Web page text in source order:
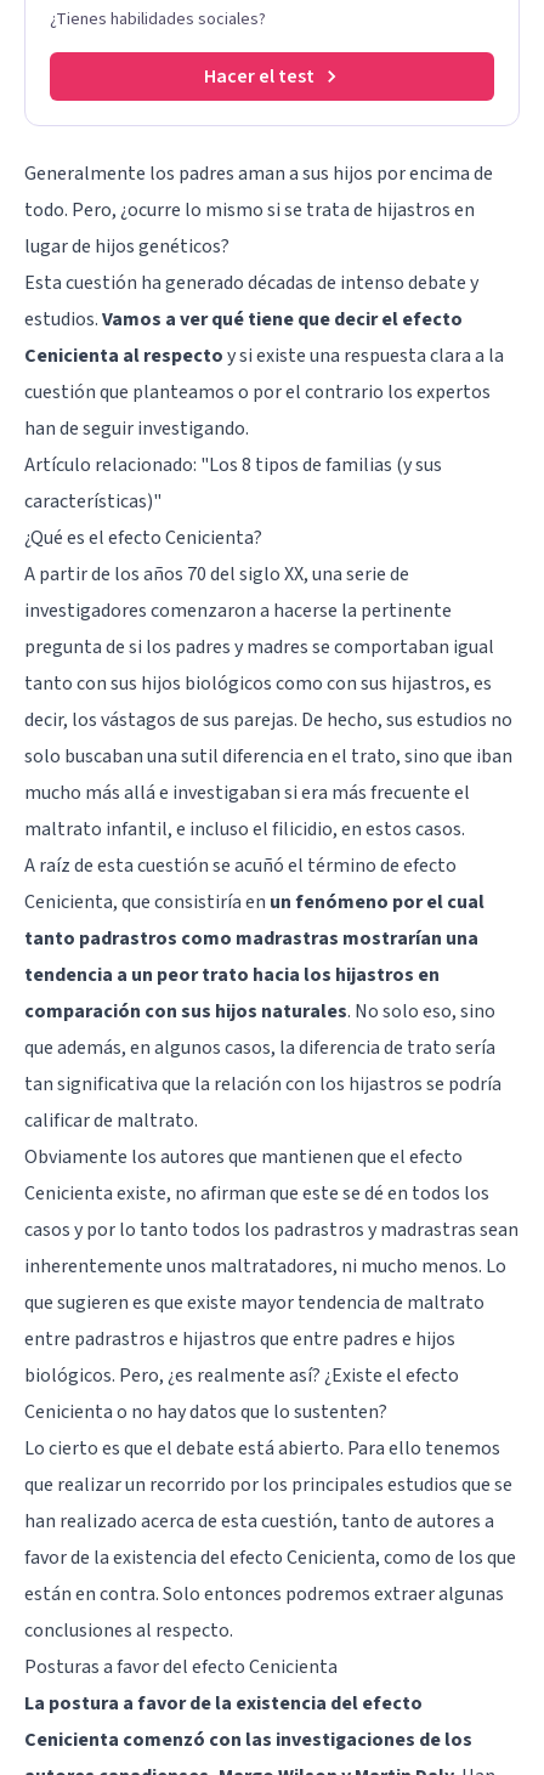
¿Tienes habilidades sociales?
Hacer el test
Generalmente los padres aman a sus hijos por encima de
todo. Pero, ¿ocurre lo mismo si se trata de hijastros en
lugar de hijos genéticos?
Esta cuestión ha generado décadas de intenso debate y
estudios.Vamos a ver qué tiene que decir el efecto
Cenicienta al respectoy si existe una respuesta clara a la
cuestión que planteamos o por el contrario los expertos
han de seguir investigando.
Artículo relacionado: "Los 8 tipos de familias (y sus
características)"
¿Qué es el efecto Cenicienta?
A partir de los años 70 del siglo XX, una serie de
investigadores comenzaron a hacerse la pertinente
pregunta de si los padres y madres se comportaban igual
tanto con sus hijos biológicos como con sus hijastros, es
decir, los vástagos de sus parejas. De hecho, sus estudios no
solo buscaban una sutil diferencia en el trato, sino que iban
mucho más allá e investigaban si era más frecuente el
maltrato infantil, e incluso el filicidio, en estos casos.
A raíz de esta cuestión se acuñó el término de efecto
Cenicienta, que consistiría en un fenómeno por el cual
tanto padrastros como madrastras mostrarían una
tendencia a un peor trato hacia los hijastros en
comparación con sus hijos naturales. No solo eso, sino
que además, en algunos casos, la diferencia de trato sería
tan significativa que la relación con los hijastros se podría
calificar de maltrato.
Obviamente los autores que mantienen que el efecto
Cenicienta existe, no afirman que este se dé en todos los
casos y por lo tanto todos los padrastros y madrastras sean
inherentemente unos maltratadores, ni mucho menos. Lo
que sugieren es que existe mayor tendencia de maltrato
entre padrastros e hijastros que entre padres e hijos
biológicos. Pero, ¿es realmente así? ¿Existe el efecto
Cenicienta o no hay datos que lo sustenten?
Lo cierto es que el debate está abierto. Para ello tenemos
que realizar un recorrido por los principales estudios que se
han realizado acerca de esta cuestión, tanto de autores a
favor de la existencia del efecto Cenicienta, como de los que
están en contra. Solo entonces podremos extraer algunas
conclusiones al respecto.
Posturas a favor del efecto Cenicienta
La postura a favor de la existencia del efecto
Cenicienta comenzó con las investigaciones de los